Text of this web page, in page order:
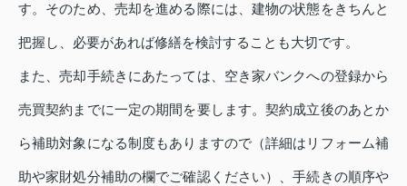
す。そのため、売却を進める際には、建物の状態をきちんと
把握し、必要があれば修繕を検討することも大切です。
また、売却手続きにあたっては、空き家バンクへの登録から
売買契約までに一定の期間を要します。契約成立後のあとか
ら補助対象になる制度もありますので（詳細はリフォーム補
助や家財処分補助の欄でご確認ください）、手続きの順序や